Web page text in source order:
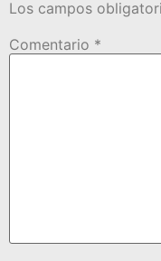
Los campos
Comentario *